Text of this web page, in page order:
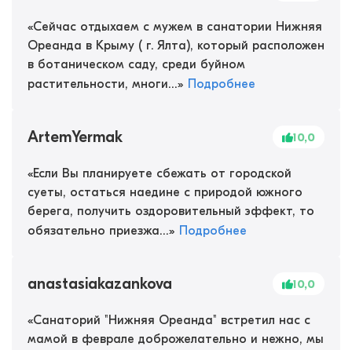
«Сейчас отдыхаем с мужем в санатории Нижняя
Ореанда в Крыму ( г. Ялта), который расположен
в ботаническом саду, среди буйном
растительности, многи...» Подробнее
ArtemYermak 10,0
«Если Вы планируете сбежать от городской
суеты, остаться наедине с природой южного
берега, получить оздоровительный эффект, то
обязательно приезжа...» Подробнее
anastasiakazankova 10,0
«Санаторий "Нижняя Ореанда" встретил нас с
мамой в феврале доброжелательно и нежно, мы